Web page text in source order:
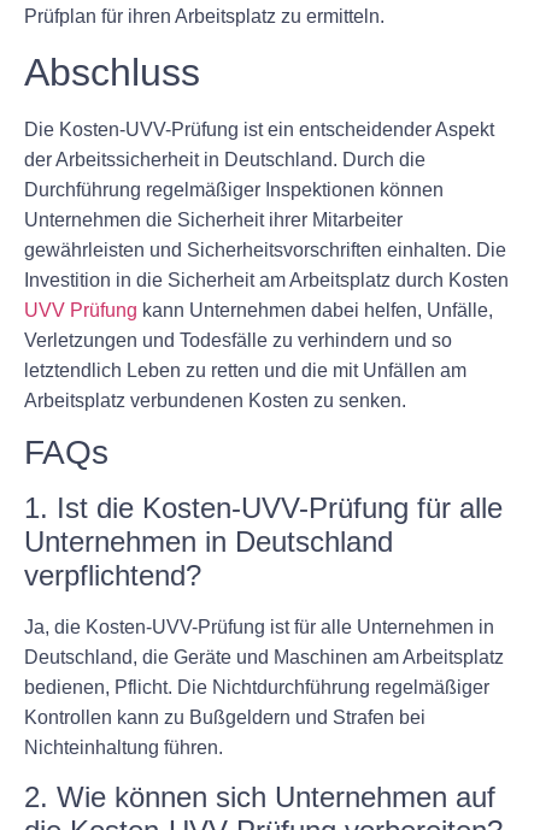
Prüfplan für ihren Arbeitsplatz zu ermitteln.
Abschluss
Die Kosten-UVV-Prüfung ist ein entscheidender Aspekt
der Arbeitssicherheit in Deutschland. Durch die
Durchführung regelmäßiger Inspektionen können
Unternehmen die Sicherheit ihrer Mitarbeiter
gewährleisten und Sicherheitsvorschriften einhalten. Die
Investition in die Sicherheit am Arbeitsplatz durch Kosten
UVV Prüfung kann Unternehmen dabei helfen, Unfälle,
Verletzungen und Todesfälle zu verhindern und so
letztendlich Leben zu retten und die mit Unfällen am
Arbeitsplatz verbundenen Kosten zu senken.
FAQs
1. Ist die Kosten-UVV-Prüfung für alle
Unternehmen in Deutschland
verpflichtend?
Ja, die Kosten-UVV-Prüfung ist für alle Unternehmen in
Deutschland, die Geräte und Maschinen am Arbeitsplatz
bedienen, Pflicht. Die Nichtdurchführung regelmäßiger
Kontrollen kann zu Bußgeldern und Strafen bei
Nichteinhaltung führen.
2. Wie können sich Unternehmen auf